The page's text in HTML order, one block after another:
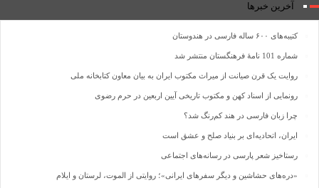
آخرین خبرها
کتیبه‌های ۶۰۰ ساله فارسی در هندوستان
شماره 101 نامۀ فرهنگستان منتشر شد
روایت یک قرن صیانت از میراث مکتوب ایران به بیان معاون کتابخانه ملی
رونمایی از اسناد کهن و مکتوب تاریخی آیین اربعین در حرم رضوی
چرا زبان فارسی در هند کم‌رنگ شد؟
ایران، اتحادیه‌ای بر بنیاد صلح و عشق است
رستاخیز شعر پارسی در رسانه‌های اجتماعی
«دره‌های حشاشین و دیگر سفرهای ایرانی»؛ روایتی از الموت، لرستان و ایلام